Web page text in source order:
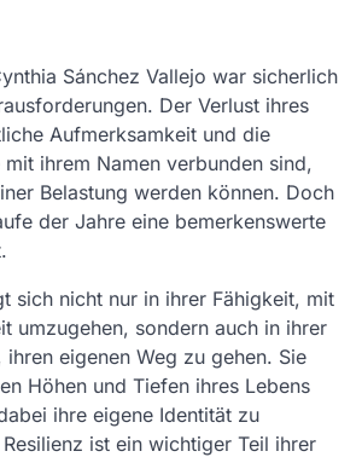
Sánchez Vallejo war sicherlich
Der Verlust ihres
Aufmerksamkeit und die
ihrem Namen verbunden sind,
Belastung werden können. Doch
der Jahre eine bemerkenswerte
sich nicht nur in ihrer Fähigkeit, mit
umzugehen, sondern auch in ihrer
ihren eigenen Weg zu gehen. Sie
Höhen und Tiefen ihres Lebens
ihre eigene Identität zu
ist ein wichtiger Teil ihrer